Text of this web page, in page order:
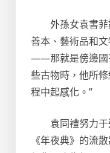
外孫女袁書
善本、藝術品和
——那就是傍邊國
些古物時，他所
程中起感化。”
袁同禮努力
《年夜典》的流